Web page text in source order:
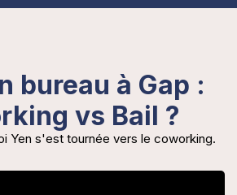
bureau à Gap :
vs Bail ?
Yen s'est tournée vers le coworking.